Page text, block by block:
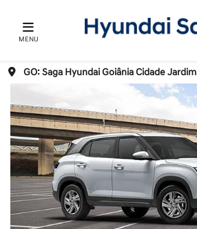
MENU
GO: Saga Hyundai Goiânia Cidade Jardim